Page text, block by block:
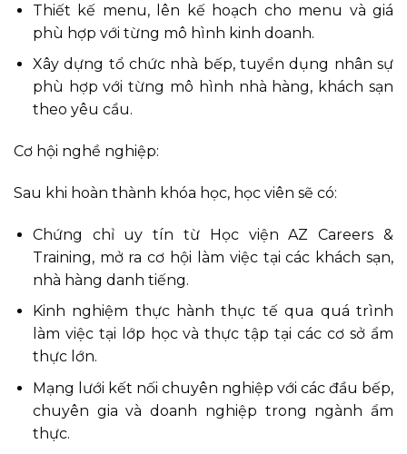
Thiết kế menu, lên kế hoạch cho menu và giá
phù hợp với từng mô hình kinh doanh.
Xây dựng tổ chức nhà bếp, tuyển dụng nhân sự
phù hợp với từng mô hình nhà hàng, khách sạn
theo yêu cầu.
Cơ hội nghề nghiệp:
Sau khi hoàn thành khóa học, học viên sẽ có:
Chứng chỉ uy tín từ Học viện AZ Careers &
Training, mở ra cơ hội làm việc tại các khách sạn,
nhà hàng danh tiếng.
Kinh nghiệm thực hành thực tế qua quá trình
làm việc tại lớp học và thực tập tại các cơ sở ẩm
thực lớn.
Mạng lưới kết nối chuyên nghiệp với các đầu bếp,
chuyên gia và doanh nghiệp trong ngành ẩm
thực.